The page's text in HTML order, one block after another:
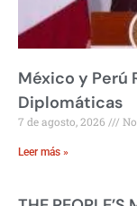
México y Perú
Diplomáticas
7 de agosto, 2026
Leer más »